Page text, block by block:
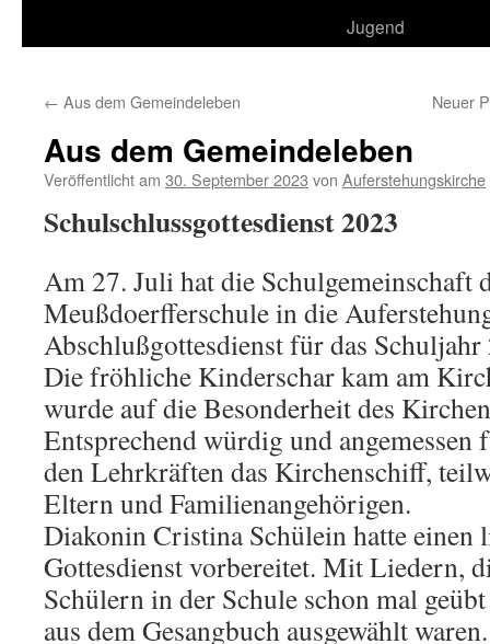
Jugend
← Aus dem Gemeindeleben Neuer
Aus dem Gemeindeleben
Veröffentlicht am 30. September 2023 von Auferstehungskirche
Schulschlussgottesdienst 2023
Am 27. Juli hat die Schulgemeinschaft
Meußdoerfferschule in die
Abschlußgottesdienst für das
Die fröhliche Kinderschar kam am
wurde auf die Besonderheit des
Entsprechend würdig und
den Lehrkräften das Kirchenschiff,
Eltern und Familienangehörigen.
Diakonin Cristina Schülein hatte einen
Gottesdienst vorbereitet. Mit Liedern,
Schülern in der Schule schon mal
aus dem Gesangbuch ausgewählt